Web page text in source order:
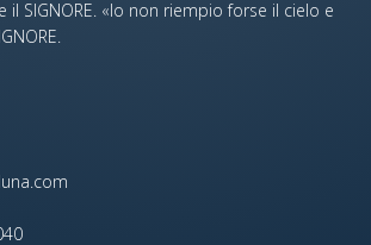
il SIGNORE. «Io non riempio forse il cielo e